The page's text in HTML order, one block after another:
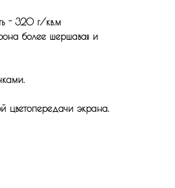
- 320 г/кв.м
более шершавая и
цветопередачи экрана.